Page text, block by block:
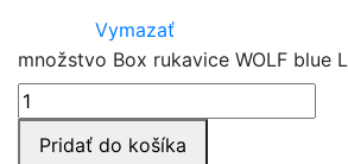
Vymazať
množstvo Box rukavice WOLF blue L
Pridať do košíka